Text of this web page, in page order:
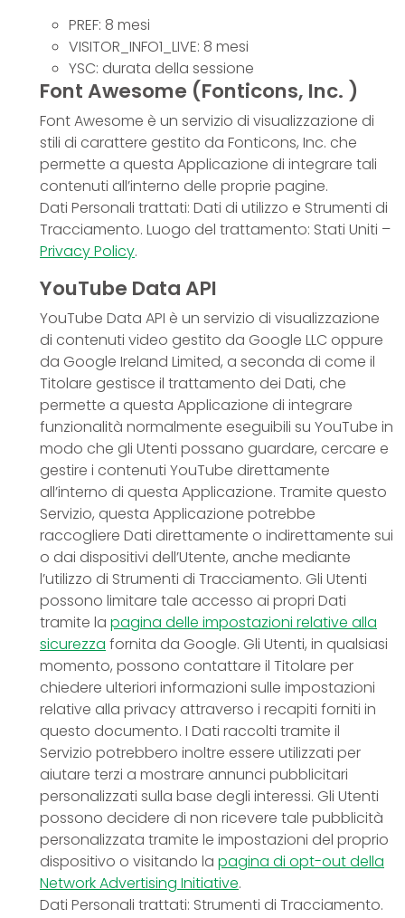
PREF: 8 mesi
VISITOR_INFO1_LIVE: 8 mesi
YSC: durata della sessione
Font Awesome (Fonticons, Inc. )
Font Awesome è un servizio di visualizzazione di
stili di carattere gestito da Fonticons, Inc. che
permette a questa Applicazione di integrare tali
contenuti all’interno delle proprie pagine.
Dati Personali trattati: Dati di utilizzo e Strumenti di
Tracciamento. Luogo del trattamento: Stati Uniti –
Privacy Policy.
YouTube Data API
YouTube Data API è un servizio di visualizzazione
di contenuti video gestito da Google LLC oppure
da Google Ireland Limited, a seconda di come il
Titolare gestisce il trattamento dei Dati, che
permette a questa Applicazione di integrare
funzionalità normalmente eseguibili su YouTube in
modo che gli Utenti possano guardare, cercare e
gestire i contenuti YouTube direttamente
all’interno di questa Applicazione. Tramite questo
Servizio, questa Applicazione potrebbe
raccogliere Dati direttamente o indirettamente sui
o dai dispositivi dell’Utente, anche mediante
l’utilizzo di Strumenti di Tracciamento. Gli Utenti
possono limitare tale accesso ai propri Dati
tramite la pagina delle impostazioni relative alla
sicurezza fornita da Google. Gli Utenti, in qualsiasi
momento, possono contattare il Titolare per
chiedere ulteriori informazioni sulle impostazioni
relative alla privacy attraverso i recapiti forniti in
questo documento. I Dati raccolti tramite il
Servizio potrebbero inoltre essere utilizzati per
aiutare terzi a mostrare annunci pubblicitari
personalizzati sulla base degli interessi. Gli Utenti
possono decidere di non ricevere tale pubblicità
personalizzata tramite le impostazioni del proprio
dispositivo o visitando la pagina di opt-out della
Network Advertising Initiative.
Dati Personali trattati: Strumenti di Tracciamento.